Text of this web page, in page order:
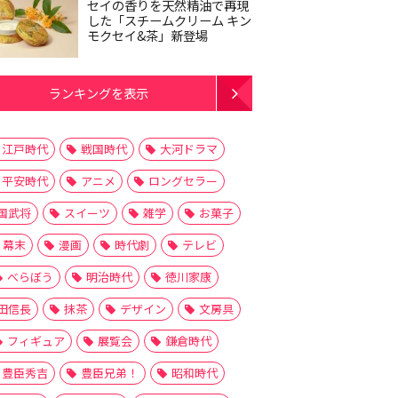
セイの香りを天然精油で再現
した「スチームクリーム キン
モクセイ&茶」新登場
ランキングを表示
江戸時代 戦国時代
大河ドラマ
平安時代
アニメ
ロングセラー
武将
スイーツ 雑学
お菓子
幕末
漫画 時代劇
テレビ
べらぼう
明治時代
徳川家康
信長
抹茶 デザイン
文房具
フィギュア
展覧会
鎌倉時代
豊臣秀吉
豊臣兄弟！
昭和時代